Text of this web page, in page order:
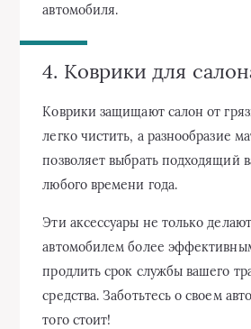
автомобиля.
4. Коврики для
Коврики защищают салон от
легко чистить, а разнообразие
позволяет выбрать подходящий
любого времени года.
Эти аксессуары не только
автомобилем более
продлить срок службы вашего
средства. Заботьтесь о своем
того стоит!